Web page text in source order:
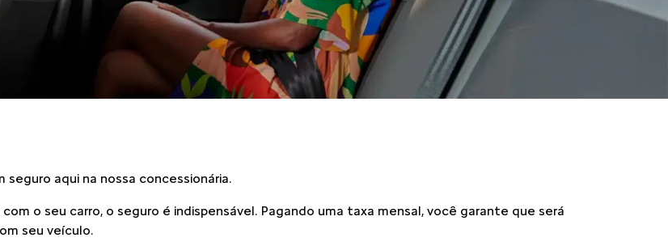
aqui na nossa concessionária.
o seu carro, o seguro é indispensável. Pagando uma taxa mensal, você garante que será
seu veículo.